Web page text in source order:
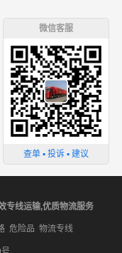
微信客服
查单 ▪ 投诉 ▪ 建议
专线运输,优质物流服务
危险品 物流专线